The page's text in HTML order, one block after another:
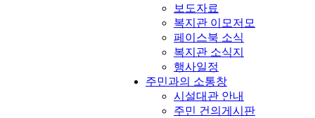
보도자료
복지관 이모저모
페이스북 소식
복지관 소식지
행사일정
주민과의 소통창
시설대관 안내
주민 건의게시판